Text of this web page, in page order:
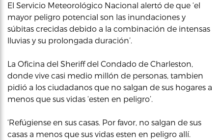
El Servicio Meteorológico Nacional alertó de que ‘el
mayor peligro potencial son las inundaciones y
súbitas crecidas debido a la combinación de intensas
lluvias y su prolongada duración’.
La Oficina del Sheriff del Condado de Charleston,
donde vive casi medio millón de personas, tambien
pidió a los ciudadanos que no salgan de sus hogares a
menos que sus vidas ‘esten en peligro’.
‘Refúgiense en sus casas. Por favor, no salgan de sus
casas a menos que sus vidas esten en peligro allí.